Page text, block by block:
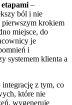
–
ból i nie
krokiem
miejsce, do
je
i
systemem klienta a
z tym, co
które nie
wygeneruje